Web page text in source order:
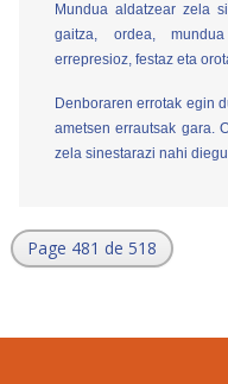
Mundua aldatzear zela
gaitza, ordea,
errepresioz, festaz eta
Denboraren errotak egin
ametsen errautsak gara.
zela sinestarazi nahi
Page 481 de 518